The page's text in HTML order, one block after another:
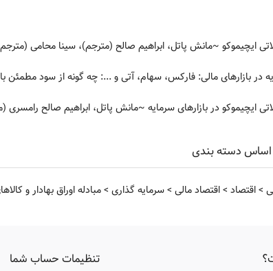
ایچیموکو ~مانش پاتل، ابراهیم صالح (مترجم)، سینا محامی
در بازارهای مالی: فارکس، سهام، آتی و ...: چه گونه از سود مطمئن
ایچیموکو در بازارهای سرمایه ~مانش پاتل، ابراهیم صالح رامسری
اساس دسته بندی
>اقتصاد >اقتصاد مالی >سرمایه گذاری >مبادله اوراق بهادار و
تنظیمات حساب شما